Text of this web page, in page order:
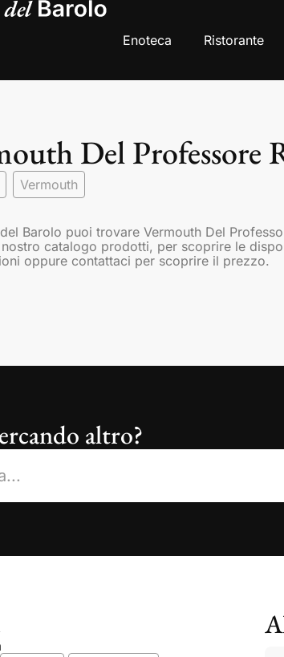
Enoteca Ristorante
Del Professore
Vermouth
Barolo puoi trovare Vermouth Del
catalogo prodotti, per scoprire le
oppure contattaci per scoprire il prezzo.
altro?